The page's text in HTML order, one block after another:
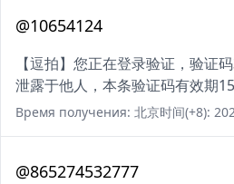
@10654124
【逗拍】您正在登录验证，验证
泄露于他人，本条验证码有效期15
Время получения: 北京时间(+8):
@865274532777